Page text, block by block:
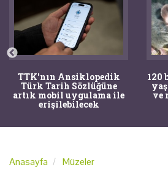
TTK'nın Ansiklopedik
Türk Tarih Sözlüğüne
artık mobil uygulama ile
erişilebilecek
120
ve
Anasayfa Müzeler